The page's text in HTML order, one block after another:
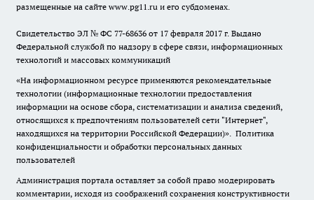
размещенные на сайте www.pg11.ru и его субдоменах.
Свидетельство ЭЛ № ФС 77-68636 от 17 февраля 2017 г. Выдано
Федеральной службой по надзору в сфере связи, информационных
технологий и массовых коммуникаций
«На информационном ресурсе применяются рекомендательные
технологии (информационные технологии предоставления
информации на основе сбора, систематизации и анализа сведений,
относящихся к предпочтениям пользователей сети "Интернет",
находящихся на территории Российской Федерации)». Политика
конфиденциальности и обработки персональных данных
пользователей
Администрация портала оставляет за собой право модерировать
комментарии, исходя из соображений сохранения конструктивности